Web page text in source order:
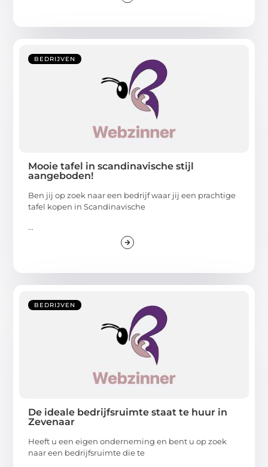
BEDRIJVEN
Mooie tafel in scandinavische stijl
aangeboden!
Ben jij op zoek naar een bedrijf waar jij een prachtige
tafel kopen in Scandinavische
...
BEDRIJVEN
De ideale bedrijfsruimte staat te huur in
Zevenaar
Heeft u een eigen onderneming en bent u op zoek
naar een bedrijfsruimte die te